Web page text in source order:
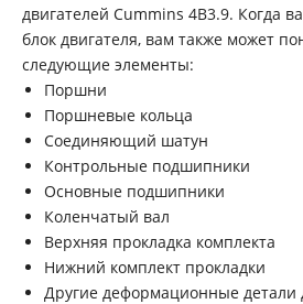
двигателей Cummins 4B3.9. Когда
блок двигателя, вам также может
следующие элементы:
Поршни
Поршневые кольца
Соединяющий шатун
Контрольные подшипники
Основные подшипники
Коленчатый вал
Верхняя прокладка комплекта
Нижний комплект прокладки
Другие деформационные детали